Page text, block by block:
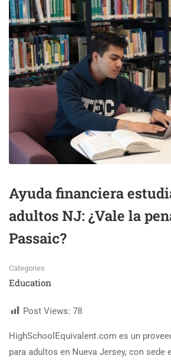
Ayuda financiera
adultos NJ: ¿Vale la
Passaic?
Categories
Education
Post Views: 78
HighSchoolEquivalent.com es un
para adultos en Nueva Jersey, con sede